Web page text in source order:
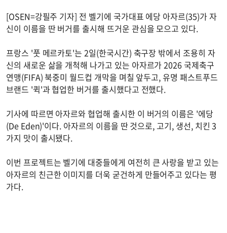
[OSEN=강필주 기자] 전 벨기에 국가대표 에당 아자르(35)가 자
신이 이름을 딴 버거를 출시해 뜨거운 관심을 모으고 있다.
프랑스 '풋 메르카토'는 2일(한국시간) 축구장 밖에서 조용히 자
신의 새로운 삶을 개척해 나가고 있는 아자르가 2026 국제축구
연맹(FIFA) 북중미 월드컵 개막을 며칠 앞두고, 유명 패스트푸드
브랜드 '퀵'과 협업한 버거를 출시했다고 전했다.
기사에 따르면 아자르와 협업해 출시한 이 버거의 이름은 '에당
(De Eden)'이다. 아자르의 이름을 딴 것으로, 고기, 생선, 치킨 3
가지 맛이 출시됐다.
이번 프로젝트는 벨기에 대중들에게 여전히 큰 사랑을 받고 있는
아자르의 친근한 이미지를 더욱 굳건하게 만들어주고 있다는 평
가다.